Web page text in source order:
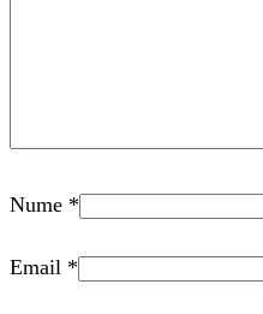
Nume *
Email *